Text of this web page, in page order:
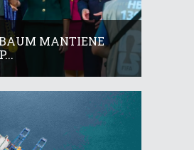
MANTIENE